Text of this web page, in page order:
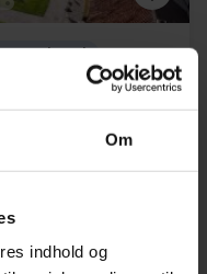
Om
indhold og
menu,
mere